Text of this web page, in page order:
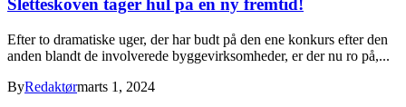
Sletteskoven tager hul på en ny fremtid!
Efter to dramatiske uger, der har budt på den ene konkurs efter den
anden blandt de involverede byggevirksomheder, er der nu ro på,...
ByRedaktørmarts 1, 2024